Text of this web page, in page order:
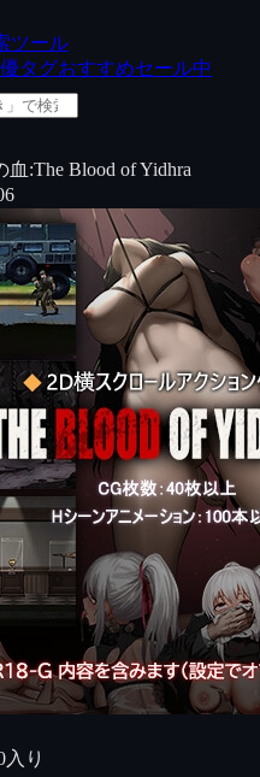
ツール
タグおすすめセール中
血:The Blood of Yidhra
入り